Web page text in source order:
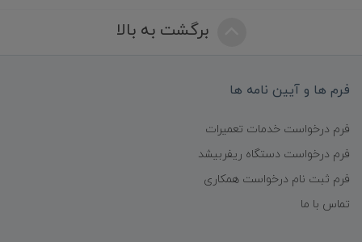
برگشت به بالا
فرم ها و آیین نامه ها
فرم درخواست خدمات تعمیرات
فرم درخواست دستگاه ریفربیشد
فرم ثبت نام درخواست همکاری
تماس با ما